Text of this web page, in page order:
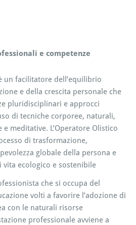
e competenze
un facilitatore dell’equilibrio
e della crescita personale che
pluridisciplinari e approcci
di tecniche corporee, naturali,
meditative. L’Operatore Olistico
di trasformazione,
globale della persona e
ecologico e sostenibile
che si occupa del
volti a favorire l’adozione di
con le naturali risorse
professionale avviene a